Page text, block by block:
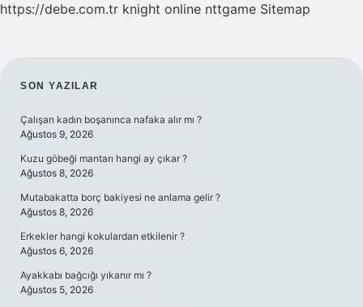
https://debe.com.tr knight online nttgame Sitemap
SIDEBAR
SON YAZILAR
Çalışan kadın boşanınca nafaka alır mı ?
Ağustos 9, 2026
Kuzu göbeği mantarı hangi ay çıkar ?
Ağustos 8, 2026
Mutabakatta borç bakiyesi ne anlama gelir ?
Ağustos 8, 2026
Erkekler hangi kokulardan etkilenir ?
Ağustos 6, 2026
Ayakkabı bağcığı yıkanır mı ?
Ağustos 5, 2026